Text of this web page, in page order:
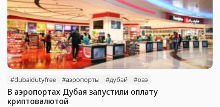
#dubaidutyfree #аэропорты #дубай #оаэ
В аэропортах Дубая запустили оплату
криптовалютой